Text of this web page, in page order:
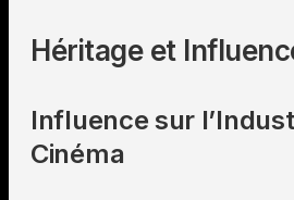
Héritage et
Influence sur
Cinéma